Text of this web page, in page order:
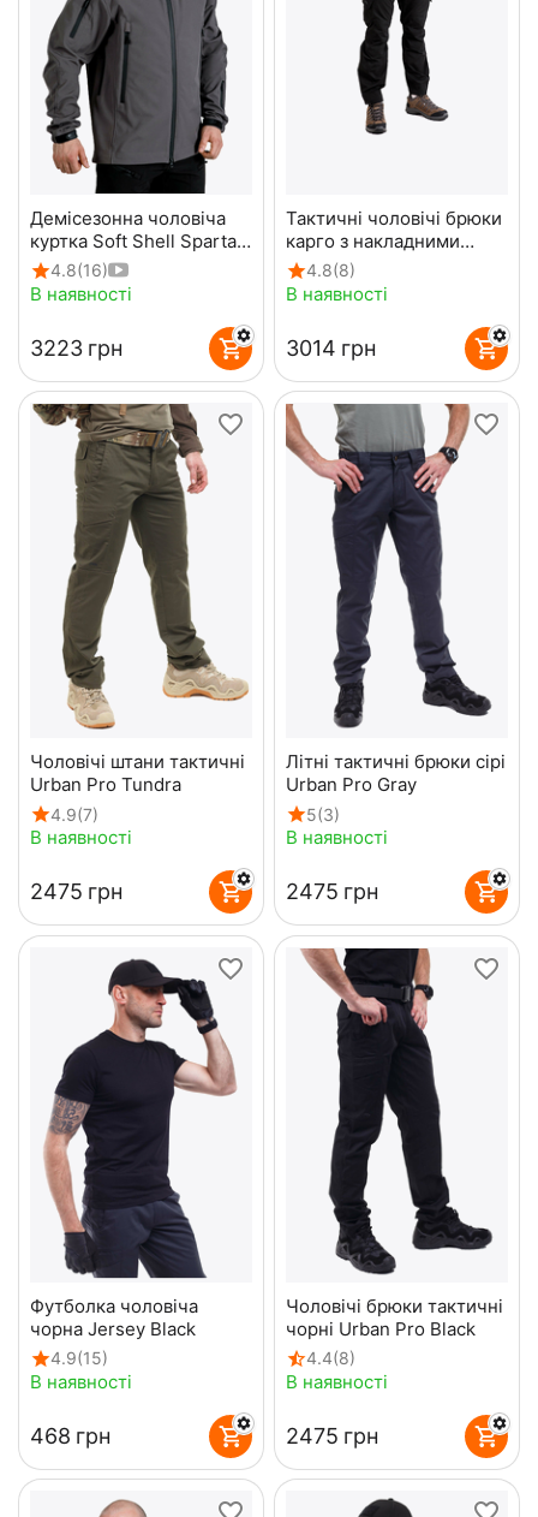
Демісезонна чоловіча
куртка Soft Shell Spartan
Gray
4.8(16)
В наявності
‍3223‍ грн
Тактичні чоловічі брюки
карго з накладними
карманами Shooter Gen
2 Black
4.8(8)
В наявності
‍3014‍ грн
Чоловічі штани тактичні
Urban Pro Tundra
4.9(7)
В наявності
‍2475‍ грн
Літні тактичні брюки сірі
Urban Pro Gray
5(3)
В наявності
‍2475‍ грн
Футболка чоловіча
чорна Jersey Black
4.9(15)
В наявності
‍468‍ грн
Чоловічі брюки тактичні
чорні Urban Pro Black
4.4(8)
В наявності
‍2475‍ грн